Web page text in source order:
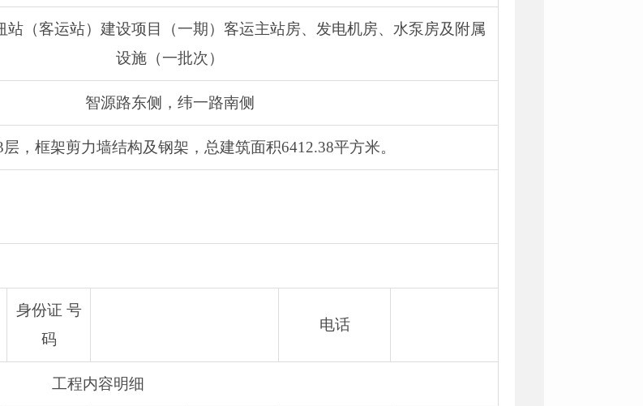
站（客运站）建设项目（一期）客运主站房、发电机房、水泵房及附属
设施（一批次）
智源路东侧，纬一路南侧
层，框架剪力墙结构及钢架，总建筑面积6412.38平方米。
身份证 号
码
电话
工程内容明细